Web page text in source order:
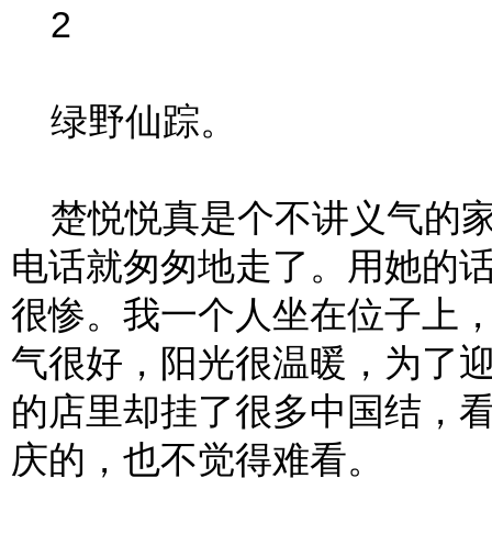
2
绿野仙踪。
楚悦悦真是个不讲义气的
电话就匆匆地走了。用她的
很惨。我一个人坐在位子上
气很好，阳光很温暖，为了
的店里却挂了很多中国结，
庆的，也不觉得难看。